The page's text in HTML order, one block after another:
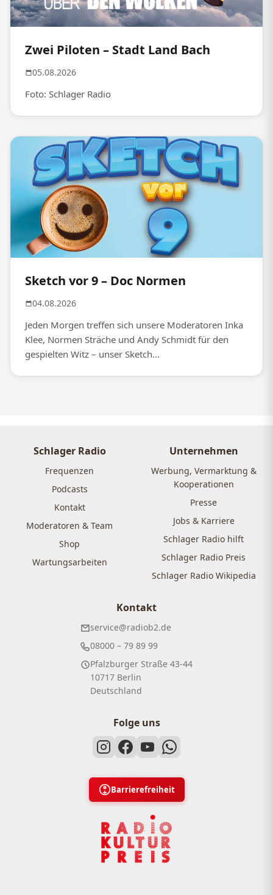
Zwei Piloten – Stadt Land Bach
05.08.2026
Foto: Schlager Radio
Sketch vor 9 – Doc Normen
04.08.2026
Jeden Morgen treffen sich unsere Moderatoren Inka
Klee, Normen Sträche und Andy Schmidt für den
gespielten Witz – unser Sketch...
Schlager Radio
Frequenzen
Podcasts
Kontakt
Moderatoren & Team
Shop
Wartungsarbeiten
Unternehmen
Werbung, Vermarktung &
Kooperationen
Presse
Jobs & Karriere
Schlager Radio hilft
Schlager Radio Preis
Schlager Radio Wikipedia
Kontakt
service@radiob2.de
08000 – 79 89 99
Pfalzburger Straße 43-44
10717 Berlin
Deutschland
Folge uns
Barrierefreiheit